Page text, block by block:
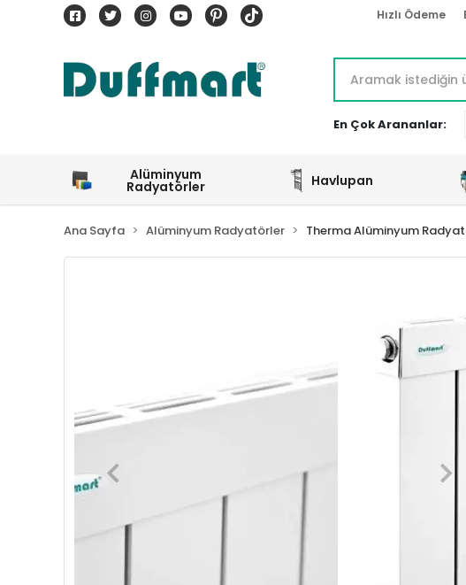
Hızlı Ödeme
En Çok Arananlar:
Alüminyum
Radyatörler Havlupan
Ana Sayfa Alüminyum Radyatörler Therma Alüminyum